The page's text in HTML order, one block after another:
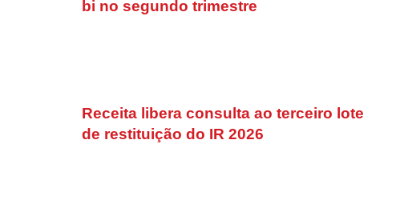
bi no segundo trimestre
Receita libera consulta ao terceiro lote
de restituição do IR 2026